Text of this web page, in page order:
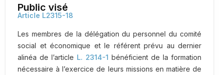
Public visé
Article L2315-18
Les membres de la délégation du personnel du comité
social et économique et le référent prévu au dernier
alinéa de l’article L. 2314-1 bénéficient de la formation
nécessaire à l’exercice de leurs missions en matière de